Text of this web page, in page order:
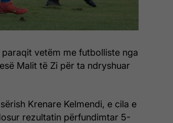
vetëm me futbolliste nga
Malit të Zi për ta ndryshuar
Krenare Kelmendi, e cila e
rezultatin përfundimtar 5-